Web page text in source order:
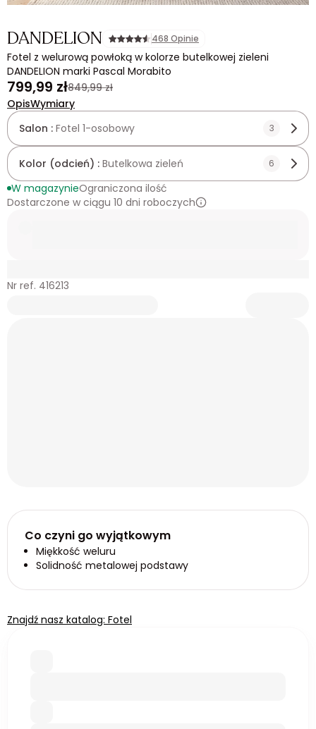
DANDELION 468 Opinie
Fotel z welurową powłoką w kolorze butelkowej zieleni
DANDELION marki Pascal Morabito
799,99 zł849,99 zł
OpisWymiary
Salon : Fotel 1-osobowy 3
Kolor (odcień) : Butelkowa zieleń 6
W magazynieOgraniczona ilość
Dostarczone w ciągu 10 dni roboczych
Nr ref. 416213
Co czyni go wyjątkowym
Miękkość weluru
Solidność metalowej podstawy
Znajdź nasz katalog: Fotel